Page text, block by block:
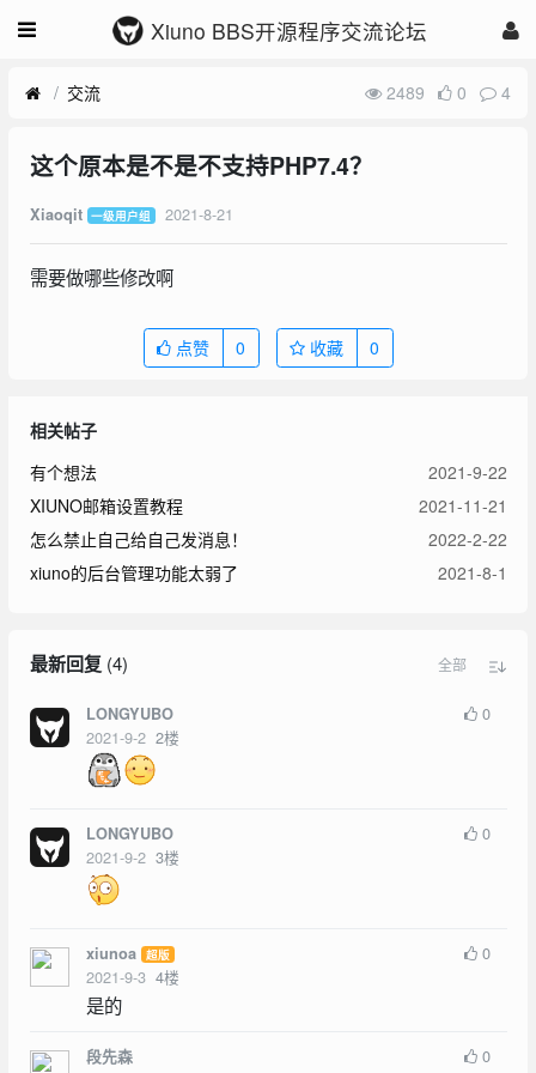
Xiuno BBS开源程序交流论坛
交流 2489 0 4
这个原本是不是不支持PHP7.4？
Xiaoqit 一级用户组 2021-8-21
需要做哪些修改啊
点赞 0 收藏 0
相关帖子
有个想法
2021-9-22
XIUNO邮箱设置教程
2021-11-21
怎么禁止自己给自己发消息！
2022-2-22
xiuno的后台管理功能太弱了
2021-8-1
最新回复(4) 全部
LONGYUBO
2021-9-2 2楼
0
LONGYUBO
2021-9-2 3楼
0
xiunoa 超版
2021-9-3 4楼
0
是的
段先森 0